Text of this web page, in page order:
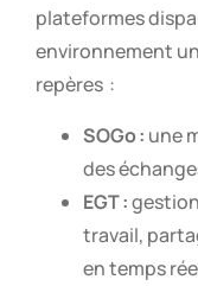
plateformes
environnement
repères :
SOGo : une
des
EGT :
travail,
en temps